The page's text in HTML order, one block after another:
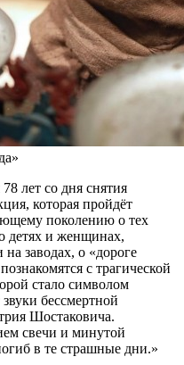
лет со дня снятия
которая пройдёт
поколению о тех
детях и женщинах,
заводах, о «дороге
с трагической
стало символом
бессмертной
Шостаковича.
свечи и минутой
в те страшные дни.»